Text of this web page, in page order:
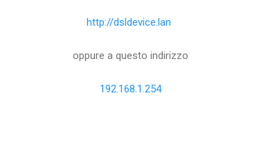
http://dsldevice.lan
oppure a questo indirizzo
192.168.1.254